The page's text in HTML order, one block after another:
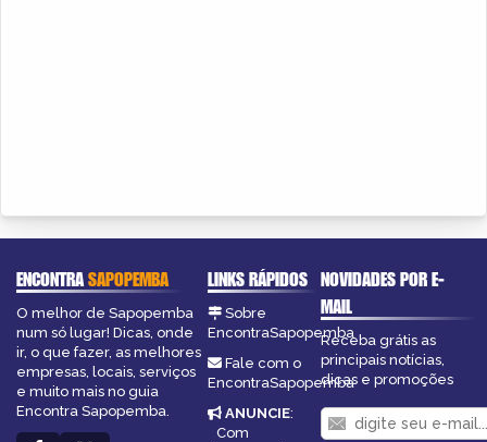
ENCONTRASAPOPEMBA
O melhor de Sapopemba
num só lugar! Dicas, onde
ir, o que fazer, as melhores
empresas, locais, serviços
e muito mais no guia
Encontra Sapopemba.
LINKS RÁPIDOS
Sobre
EncontraSapopemba
Fale com o
EncontraSapopemba
ANUNCIE:
Com
NOVIDADES POR E-
MAIL
Receba grátis as
principais notícias,
dicas e promoções